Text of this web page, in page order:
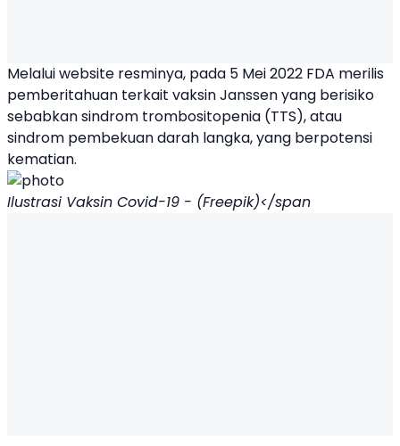
Melalui website resminya, pada 5 Mei 2022 FDA merilis
pemberitahuan terkait vaksin Janssen yang berisiko
sebabkan sindrom trombositopenia (TTS), atau
sindrom pembekuan darah langka, yang berpotensi
kematian.
Ilustrasi Vaksin Covid-19 - (Freepik)</span